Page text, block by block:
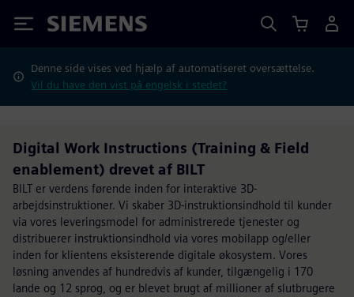
Siemens
Denne side vises ved hjælp af automatiseret oversættelse.
Vil du have den vist på engelsk i stedet?
Digital Work Instructions (Training & Field
enablement) drevet af BILT
BILT er verdens førende inden for interaktive 3D-
arbejdsinstruktioner. Vi skaber 3D-instruktionsindhold til kunder
via vores leveringsmodel for administrerede tjenester og
distribuerer instruktionsindhold via vores mobilapp og/eller
inden for klientens eksisterende digitale økosystem. Vores
løsning anvendes af hundredvis af kunder, tilgængelig i 170
lande og 12 sprog, og er blevet brugt af millioner af slutbrugere